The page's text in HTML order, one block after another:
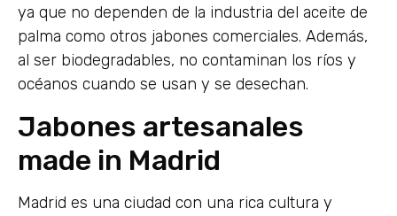
ya que no dependen de la industria del aceite de
palma como otros jabones comerciales. Además,
al ser biodegradables, no contaminan los ríos y
océanos cuando se usan y se desechan.
Jabones artesanales
made in Madrid
Madrid es una ciudad con una rica cultura y